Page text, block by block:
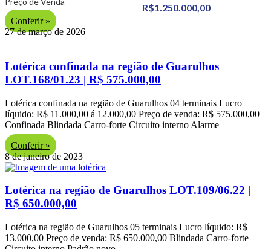
R$1.250.000,00
Conferir »
27 de março de 2026
Lotérica confinada na região de Guarulhos
LOT.168/01.23 | R$ 575.000,00
Lotérica confinada na região de Guarulhos 04 terminais Lucro
líquido: R$ 11.000,00 á 12.000,00 Preço de venda: R$ 575.000,00
Confinada Blindada Carro-forte Circuito interno Alarme
Conferir »
8 de janeiro de 2023
Lotérica na região de Guarulhos LOT.109/06.22 |
R$ 650.000,00
Lotérica na região de Guarulhos 05 terminais Lucro líquido: R$
13.000,00 Preço de venda: R$ 650.000,00 Blindada Carro-forte